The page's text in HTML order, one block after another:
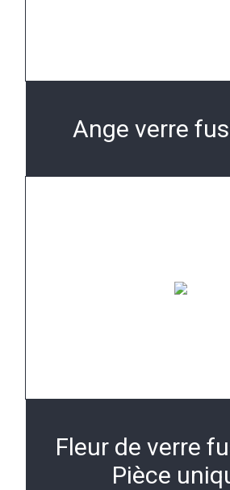
Ange verre
Fleur de verre
Pièce